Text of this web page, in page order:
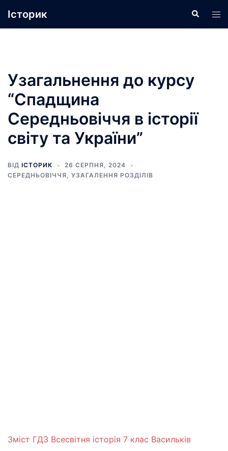
доІсторик Пошук
Узагальнення до курсу
“Спадщина
Середньовіччя в історії
світу та України”
ВІД ІСТОРИК
26 СЕРПНЯ, 2024
СЕРЕДНЬОВІЧЧЯ, УЗАГАЛЕННЯ РОЗДІЛІВ
Зміст ГДЗ Всесвітня історія 7 клас Васильків